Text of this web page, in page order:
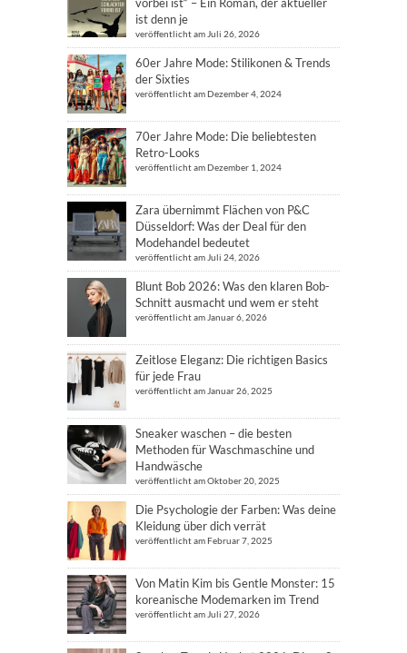
ist denn je
veröffentlicht am Juli 26, 2026
60er Jahre Mode: Stilikonen & Trends
der Sixties
veröffentlicht am Dezember 4, 2024
70er Jahre Mode: Die beliebtesten
Retro-Looks
veröffentlicht am Dezember 1, 2024
Zara übernimmt Flächen von P&C
Düsseldorf: Was der Deal für den
Modehandel bedeutet
veröffentlicht am Juli 24, 2026
Blunt Bob 2026: Was den klaren Bob-
Schnitt ausmacht und wem er steht
veröffentlicht am Januar 6, 2026
Zeitlose Eleganz: Die richtigen Basics
für jede Frau
veröffentlicht am Januar 26, 2025
Sneaker waschen – die besten
Methoden für Waschmaschine und
Handwäsche
veröffentlicht am Oktober 20, 2025
Die Psychologie der Farben: Was deine
Kleidung über dich verrät
veröffentlicht am Februar 7, 2025
Von Matin Kim bis Gentle Monster: 15
koreanische Modemarken im Trend
veröffentlicht am Juli 27, 2026